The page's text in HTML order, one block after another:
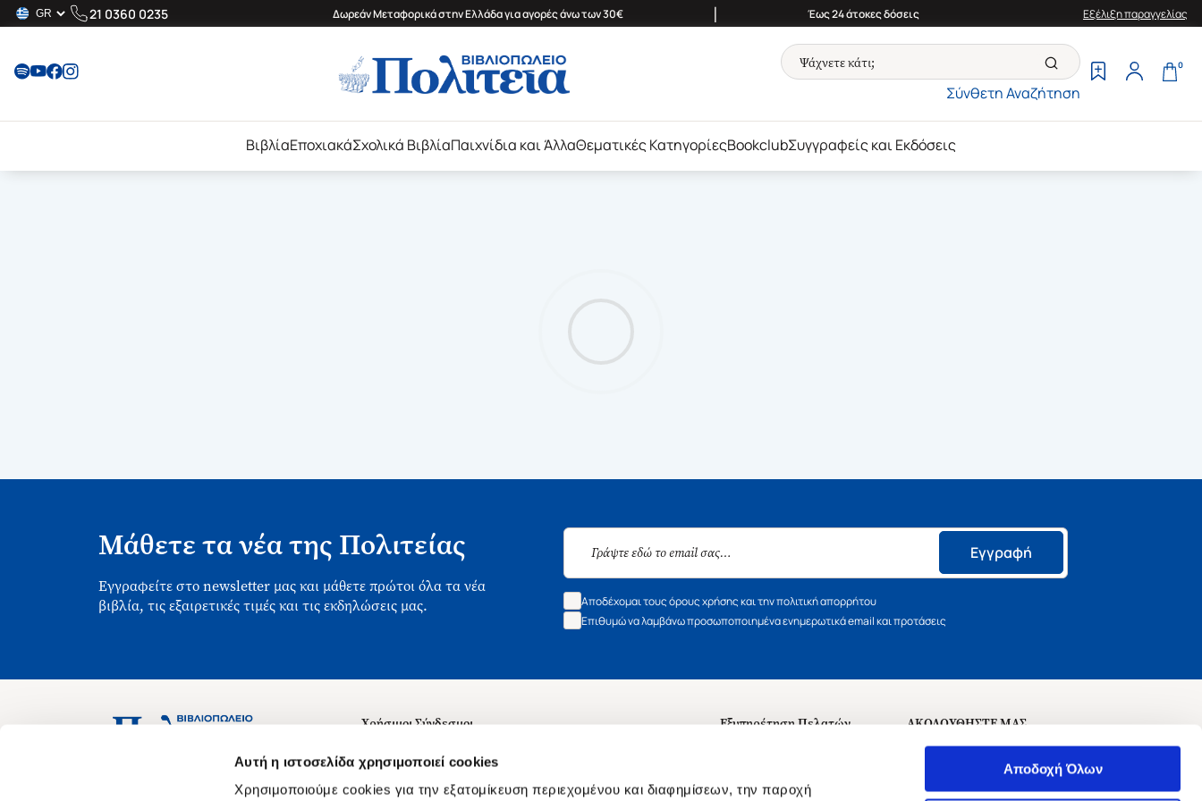
Αυτή η ιστοσελίδα χρησιμοποιεί cookies
Χρησιμοποιούμε cookies για την εξατομίκευση περιεχομένου και διαφημίσεων, την παροχή
Αποδοχή Όλων
21 0360 0235 Δωρεάν Μεταφορικά στην Ελλάδα για αγορές άνω των 30€ | Έως 24 άτοκες δόσεις Εξέλιξη παραγγελίας
Σύνθετη Αναζήτηση
0
ΒιβλίαΕποχιακάΣχολικά ΒιβλίαΠαιχνίδια και ΆλλαΘεματικές ΚατηγορίεςBookclubΣυγγραφείς και Εκδόσεις
Μάθετε τα νέα της Πολιτείας
Εγγραφείτε στο newsletter μας και μάθετε πρώτοι όλα τα νέα
βιβλία, τις εξαιρετικές τιμές και τις εκδηλώσεις μας.
Εγγραφή
Αποδέχομαι τους όρους χρήσης και την πολιτική απορρήτου
Επιθυμώ να λαμβάνω προσωποποιημένα ενημερωτικά email και προτάσεις
Ασκληπιού 1-3, Αθήνα 106 79
Χρήσιμοι Σύνδεσμοι
Σχετικά με εμάς
Θέσεις Εργασίας
Εξυπηρέτηση Πελατών
ΑΚΟΛΟΥΘΗΣΤΕ ΜΑΣ